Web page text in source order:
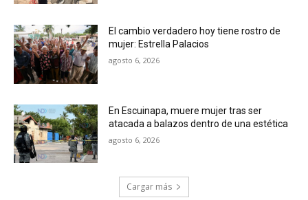
El cambio verdadero hoy tiene rostro de
mujer: Estrella Palacios
agosto 6, 2026
En Escuinapa, muere mujer tras ser
atacada a balazos dentro de una estética
agosto 6, 2026
Cargar más